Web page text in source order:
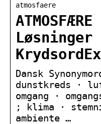
atmosfaere
Løsninger
Dansk
dunstkreds ·
omgang ·
; klima ·
ambiente …